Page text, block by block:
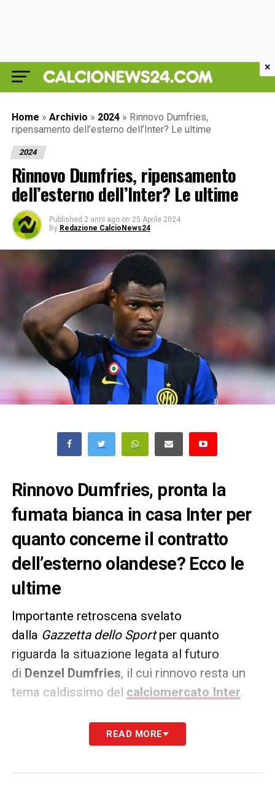
Home » Archivio » 2024 » Rinnovo Dumfries,
ripensamento dell’esterno dell’Inter? Le ultime
2024
Rinnovo Dumfries, ripensamento
dell’esterno dell’Inter? Le ultime
Published 2 anni ago on 25 Aprile 2024
By Redazione CalcioNews24
Rinnovo Dumfries, pronta la
fumata bianca in casa Inter per
quanto concerne il contratto
dell’esterno olandese? Ecco le
ultime
Importante retroscena svelato
dalla Gazzetta dello Sportper quanto
riguarda la situazione legata al futuro
di Denzel Dumfries, il cui rinnovo resta un
tema caldissimo del calciomercato Inter.
Dopo vari tentennamenti e dall’altra parte
una vera e propria offerta dalla Premier
READ MORE
×